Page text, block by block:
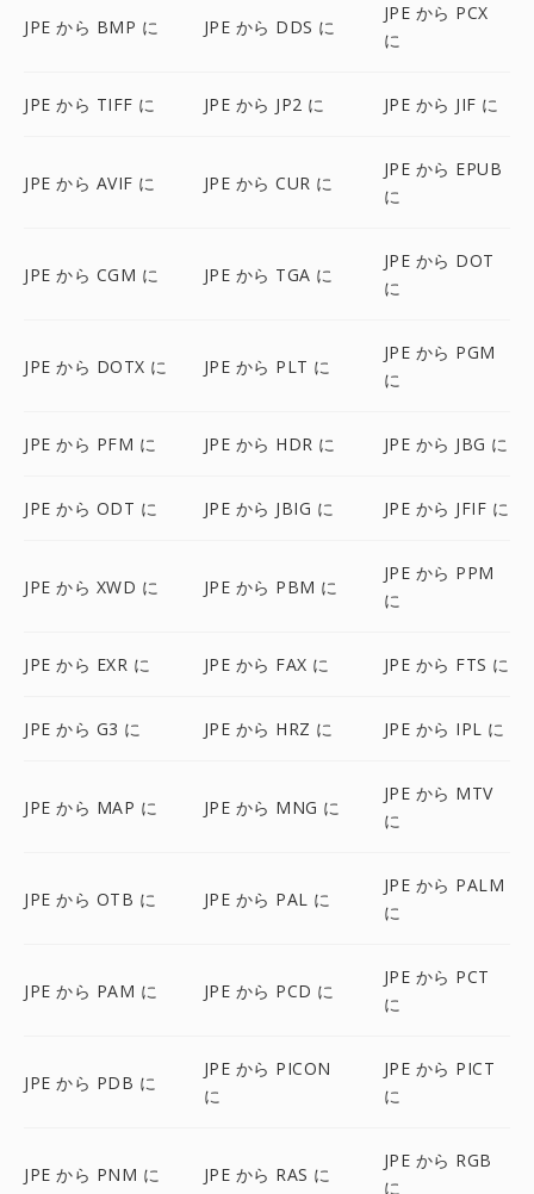
JPE から BMP に JPE から DDS に
JPE から PCX
に
JPE から TIFF に JPE から JP2 に JPE から JIF に
JPE から AVIF に JPE から CUR に
JPE から EPUB
に
JPE から CGM に JPE から TGA に
JPE から DOT
に
JPE から DOTX に JPE から PLT に
JPE から PGM
に
JPE から PFM に JPE から HDR に JPE から JBG に
JPE から ODT に JPE から JBIG に JPE から JFIF に
JPE から XWD に JPE から PBM に
JPE から PPM
に
JPE から EXR に JPE から FAX に JPE から FTS に
JPE から G3 に JPE から HRZ に JPE から IPL に
JPE から MAP に JPE から MNG に
JPE から MTV
に
JPE から OTB に JPE から PAL に
JPE から PALM
に
JPE から PAM に JPE から PCD に
JPE から PCT
に
JPE から PDB に
JPE から PICON
に
JPE から PICT
に
JPE から PNM に JPE から RAS に
JPE から RGB
に